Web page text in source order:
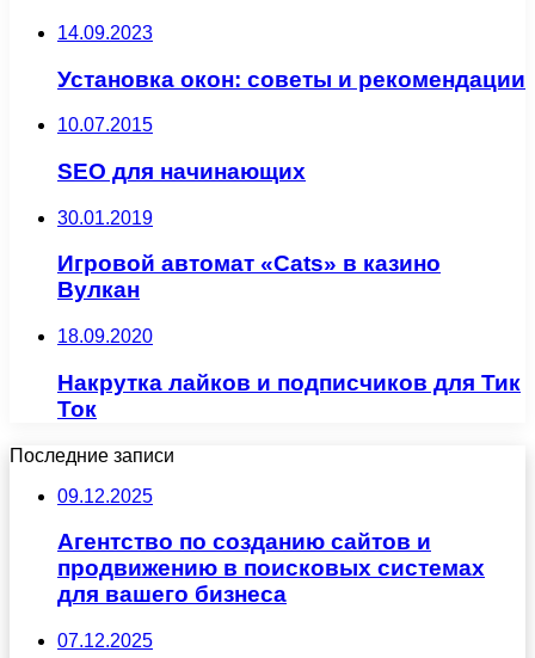
14.09.2023
Установка окон: советы и рекомендации
10.07.2015
SEO для начинающих
30.01.2019
Игровой автомат «Cats» в казино
Вулкан
18.09.2020
Накрутка лайков и подписчиков для Тик
Ток
Последние записи
09.12.2025
Агентство по созданию сайтов и
продвижению в поисковых системах
для вашего бизнеса
07.12.2025